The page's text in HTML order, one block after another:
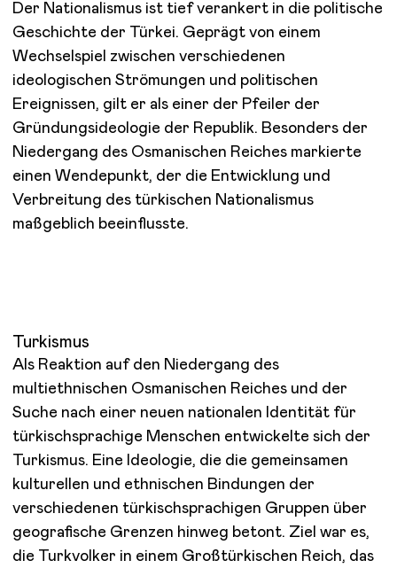
Der Nationalismus ist tief verankert in die politische
Geschichte der Türkei. Geprägt von einem
Wechselspiel zwischen verschiedenen
ideologischen Strömungen und politischen
Ereignissen, gilt er als einer der Pfeiler der
Gründungsideologie der Republik. Besonders der
Niedergang des Osmanischen Reiches markierte
einen Wendepunkt, der die Entwicklung und
Verbreitung des türkischen Nationalismus
maßgeblich beeinflusste.
Turkismus
Als Reaktion auf den Niedergang des
multiethnischen Osmanischen Reiches und der
Suche nach einer neuen nationalen Identität für
türkischsprachige Menschen entwickelte sich der
Turkismus. Eine Ideologie, die die gemeinsamen
kulturellen und ethnischen Bindungen der
verschiedenen türkischsprachigen Gruppen über
geografische Grenzen hinweg betont. Ziel war es,
die Turkvolker in einem Großtürkischen Reich, das